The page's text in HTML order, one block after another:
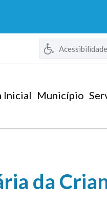
Acessibilidade
Inicial Município
da